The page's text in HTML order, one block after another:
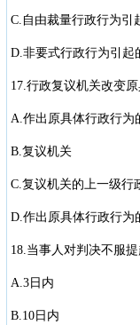
C.自由裁量行政行为引
D.非要式行政行为引起
17.行政复议机关改变
A.作出原具体行政行为
B.复议机关
C.复议机关的上一级行
D.作出原具体行政行为
18.当事人对判决不服
A.3日内
B.10日内